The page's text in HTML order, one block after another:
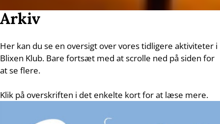
Arkiv
Her kan du se en oversigt over vores tidligere aktiviteter i
Blixen Klub. Bare fortsæt med at scrolle ned på siden for
at se flere.
Klik på overskriften i det enkelte kort for at læse mere.